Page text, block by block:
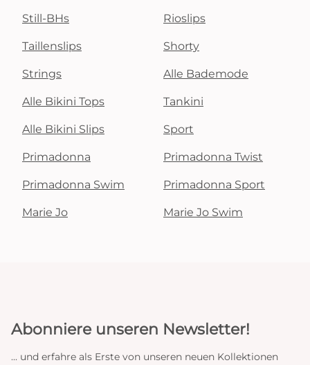
Still-BHs Rioslips
Taillenslips Shorty
Strings Alle Bademode
Alle Bikini Tops Tankini
Alle Bikini Slips Sport
Primadonna Primadonna Twist
Primadonna Swim Primadonna Sport
Marie Jo Marie Jo Swim
Abonniere unseren Newsletter!
... und erfahre als Erste von unseren neuen Kollektionen